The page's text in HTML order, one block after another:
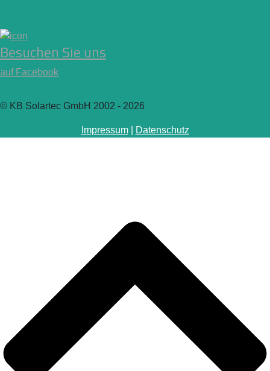
Besuchen Sie uns
auf Facebook
© KB Solartec GmbH 2002 - 2026
Impressum| Datenschutz